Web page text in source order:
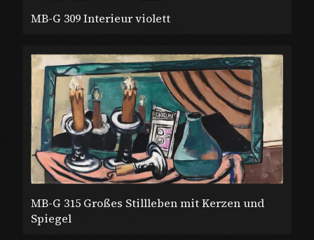
MB-G 309 Interieur violett
MB-G 315 Großes Stillleben mit Kerzen und
Spiegel